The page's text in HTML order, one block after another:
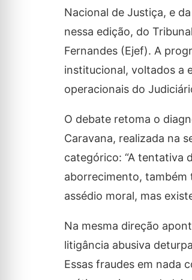
Nacional de Justiça, e
nessa edição, do
Fernandes (Ejef). A
institucional, voltados a
operacionais do
O debate retoma o
Caravana, realizada na
categórico: “A tentativa
aborrecimento, também
assédio moral, mas
Na mesma direção
litigância abusiva
Essas fraudes em nada